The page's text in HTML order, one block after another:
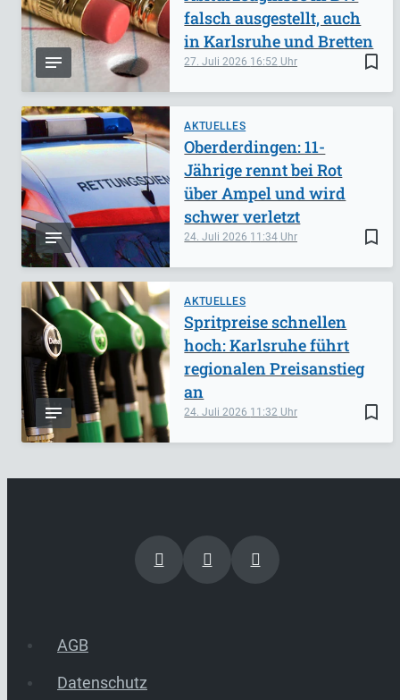
bookmark_border
27. Juli 2026 16:52
falsch ausgestellt, auch
in Karlsruhe und Bretten
AKTUELLES
bookmark_border
24. Juli 2026 11:34
Oberderdingen: 11-
Jährige rennt bei Rot
über Ampel und wird
schwer verletzt
AKTUELLES
bookmark_border
24. Juli 2026 11:32
Spritpreise schnellen
hoch: Karlsruhe führt
regionalen Preisanstieg
an
AGB
Datenschutz